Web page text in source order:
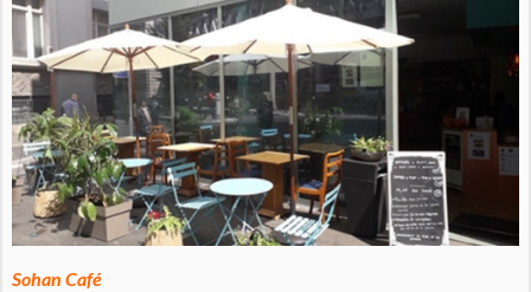
Sohan Café